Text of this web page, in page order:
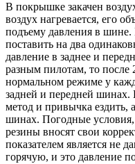
В покрышке закачен
воздух нагревается, его
подъему давления в
поставить на два
давление в заднее и
разным пилотам, то после
нормальном режиме у
задней и передней
метод и привычка ездить,
шинах. Погодные условия,
резины вносят свои
показателем является не
горячую, и это давление